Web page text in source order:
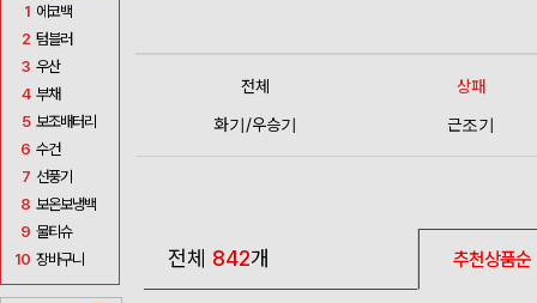
1 에코백
2 텀블러
3 우산
4 부채
5 보조배터리
6 수건
7 선풍기
8 보온보냉백
9 물티슈
10 장바구니
전체
상패
화기/우승기
근조기
전체 842개 추천상품순